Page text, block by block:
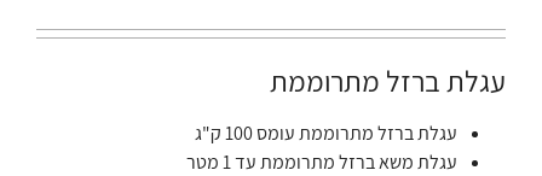
עגלת ברזל מתרוממת
עגלת ברזל מתרוממת עומס 100 ק"ג
עגלת משא ברזל מתרוממת עד 1 מטר